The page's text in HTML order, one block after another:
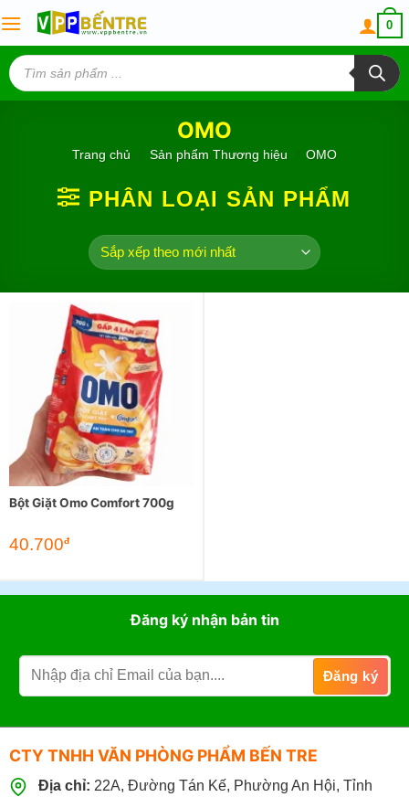
to
content
0
Tìm
kiếm
sản
phẩm
OMO
Trang chủ Sản phẩm Thương hiệu OMO
PHÂN LOẠI SẢN PHẨM
Bột Giặt Omo Comfort 700g
40.700đ
Đăng ký nhận bản tin
CTY TNHH VĂN PHÒNG PHẨM BẾN TRE
Địa chỉ: 22A, Đường Tán Kế, Phường An Hội, Tỉnh